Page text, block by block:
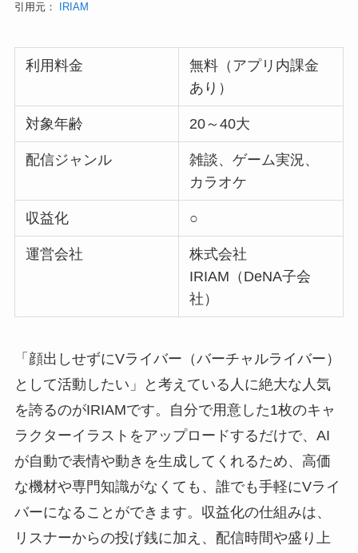
引用元： IRIAM
利用料金
無料（アプリ内課金
あり）
対象年齢 20～40大
配信ジャンル
雑談、ゲーム実況、
カラオケ
収益化 ○
運営会社
株式会社
IRIAM（DeNA子会
社）
「顔出しせずにVライバー（バーチャルライバー）
として活動したい」と考えている人に絶大な人気
を誇るのがIRIAMです。自分で用意した1枚のキャ
ラクターイラストをアップロードするだけで、AI
が自動で表情や動きを生成してくれるため、高価
な機材や専門知識がなくても、誰でも手軽にVライ
バーになることができます。収益化の仕組みは、
リスナーからの投げ銭に加え、配信時間や盛り上